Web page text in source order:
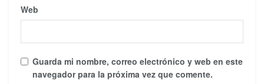
Web
Guarda mi nombre, correo electrónico y web en este
navegador para la próxima vez que comente.